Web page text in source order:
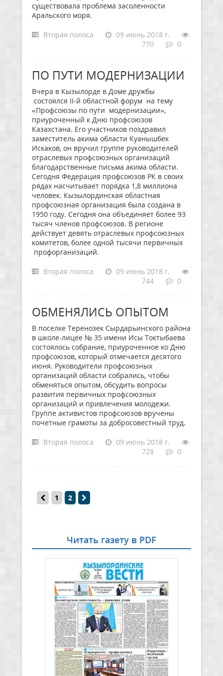
существовала проблема засоленности
Аральского моря.
Вторая полоса
09 июнь 2018 г.
770
0
ПО ПУТИ МОДЕРНИЗАЦИИ
Вчера в Кызылорде в Доме дружбы
состоялся II-й областной форум на тему
«Профсоюзы по пути модернизации»,
приуроченный к Дню профсоюзов
Казахстана. Его участников поздравил
заместитель акима области Куанышбек
Искаков, он вручил группе руководителей
отраслевых профсоюзных организаций
благодарственные письма акима области.
Сегодня Федерация профсоюзов РК в своих
рядах насчитывает порядка 1,8 миллиона
человек. Кызылординская областная
профсоюзная организация была создана в
1950 году. Сегодня она объединяет более 93
тысяч членов профсоюзов. В регионе
действует девять отраслевых профсоюзных
комитетов, более одной тысячи первичных
профорганизаций.
Вторая полоса
09 июнь 2018 г.
744
0
ОБМЕНЯЛИСЬ ОПЫТОМ
В поселке Теренозек Сырдарьинского района
в школе-лицее № 35 имени Исы Токтыбаева
состоялось собрание, приуроченное ко Дню
профсоюзов, который отмечается десятого
июня. Руководители профсоюзных
организаций области собрались, чтобы
обменяться опытом, обсудить вопросы
развития первичных профсоюзных
организаций и привлечения молодежи.
Группе активистов профсоюзов вручены
почетные грамоты за добросовестный труд.
Вторая полоса
09 июнь 2018 г.
728
0
1 2
Читать газету в PDF